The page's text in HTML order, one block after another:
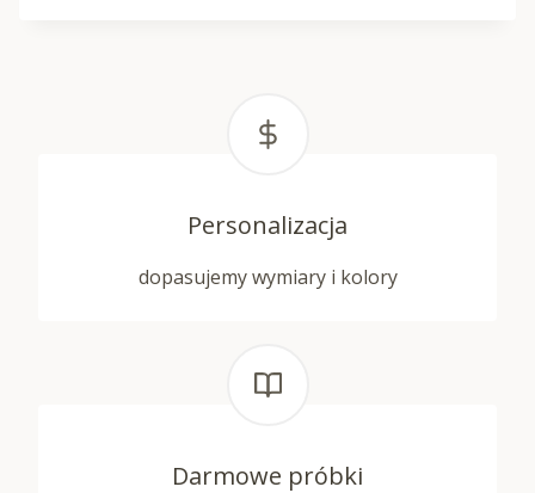
Personalizacja
dopasujemy wymiary i kolory
Darmowe próbki